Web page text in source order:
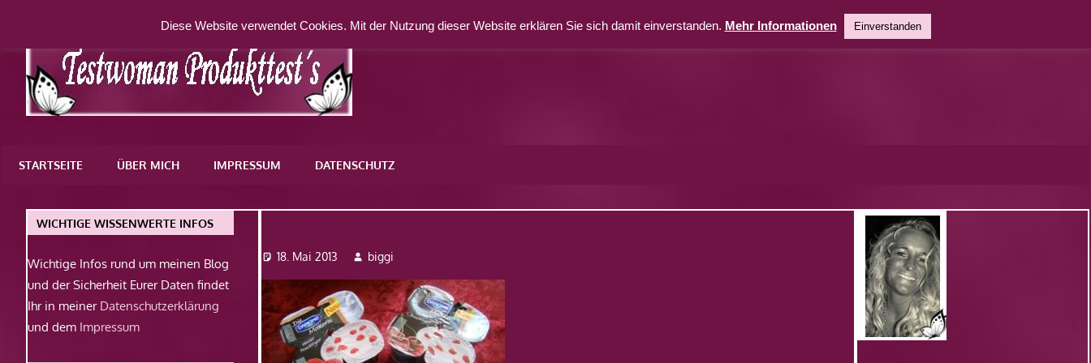
springen
WordPress-
STARTSEITE ÜBER MICH IMPRESSUM DATENSCHUTZ
18. Mai 2013 biggi
WICHTIGE WISSENWERTE INFOS
Wichtige Infos rund um meinen Blog
und der Sicherheit Eurer Daten findet
Ihr in meiner Datenschutzerklärung
und dem Impressum
Diese Website verwendet Cookies. Mit der Nutzung dieser Website erklären Sie sich damit einverstanden. Mehr Informationen Einverstanden